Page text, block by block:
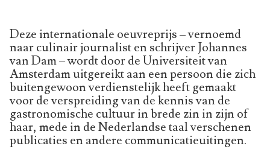
Deze internationale oeuvreprijs – vernoemd
naar culinair journalist en schrijver Johannes
van Dam – wordt door de Universiteit van
Amsterdam uitgereikt aan een persoon die zich
buitengewoon verdienstelijk heeft gemaakt
voor de verspreiding van de kennis van de
gastronomische cultuur in brede zin in zijn of
haar, mede in de Nederlandse taal verschenen
publicaties en andere communicatieuitingen.